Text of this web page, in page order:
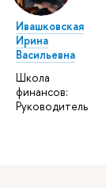
Ивашковская
Ирина
Васильевна
Школа
финансов:
Руководитель